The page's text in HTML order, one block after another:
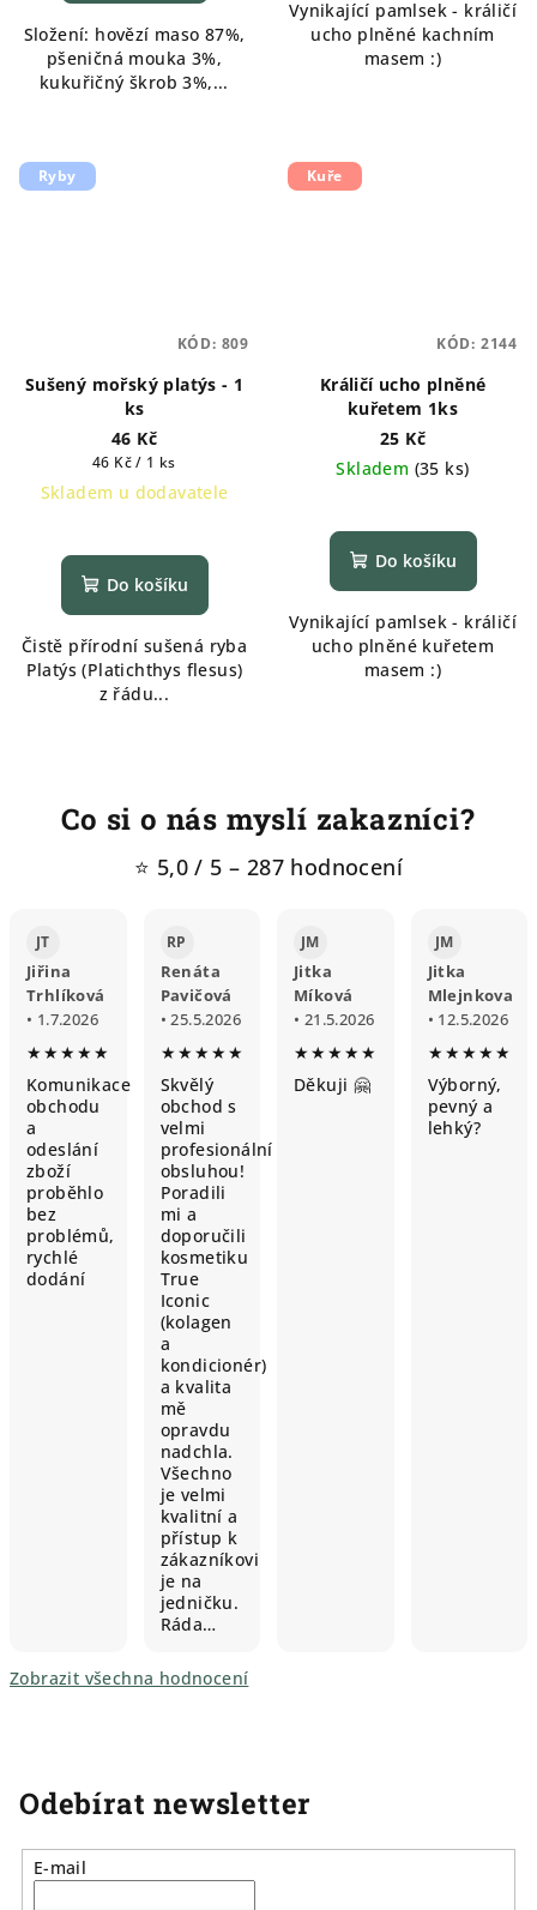
Složení: hovězí maso 87%,
pšeničná mouka 3%,
kukuřičný škrob 3%,...
Vynikající pamlsek - králičí
ucho plněné kachním
masem :)
Ryby
Sušený mořský platýs - 1
ks
46 Kč
Měrná
cena:
46 Kč / 1 ks
Skladem u dodavatele
hodnocení
produktu
z
5
hvězdiček.
Do košíku
Čistě přírodní sušená ryba
Platýs (Platichthys flesus)
z řádu...
KÓD: 809
Kuře
Králičí ucho plněné
kuřetem 1ks
25 Kč
Skladem (35 ks)
Do košíku
Vynikající pamlsek - králičí
ucho plněné kuřetem
masem :)
KÓD: 2144
Co si o nás myslí zakazníci?
⭐ 5,0 / 5 – 287 hodnocení
JT
Jiřina
Trhlíková
• 1.7.2026
★★★★★
Komunikace
obchodu
a
odeslání
zboží
proběhlo
bez
problémů,
rychlé
dodání
RP
Renáta
Pavičová
• 25.5.2026
★★★★★
Skvělý
obchod s
velmi
profesionální
obsluhou!
Poradili
mi a
doporučili
kosmetiku
True
Iconic
(kolagen
a
kondicionér)
a kvalita
mě
opravdu
nadchla.
Všechno
je velmi
kvalitní a
přístup k
zákazníkovi
je na
jedničku.
Ráda…
JM
Jitka
Míková
• 21.5.2026
★★★★★
Děkuji 🤗
JM
Jitka
Mlejnkova
• 12.5.2026
★★★★★
Výborný,
pevný a
lehký?
Zobrazit všechna hodnocení
Odebírat newsletter
E-mail